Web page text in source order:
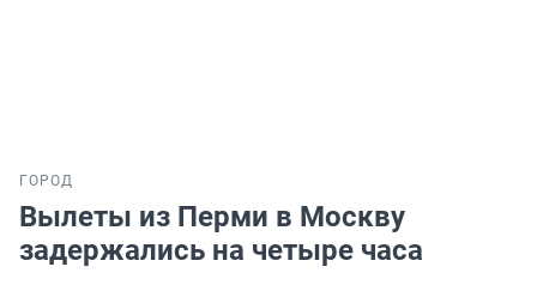
ГОРОД
Вылеты из Перми в Москву
задержались на четыре часа